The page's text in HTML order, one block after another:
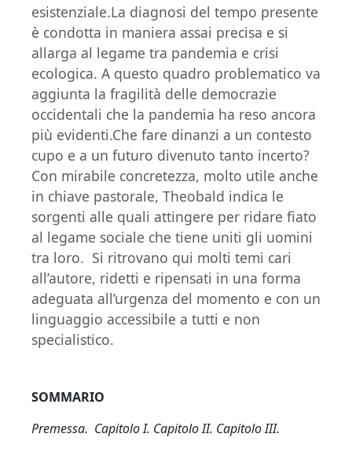
esistenziale.La diagnosi del tempo presente
è condotta in maniera assai precisa e si
allarga al legame tra pandemia e crisi
ecologica. A questo quadro problematico va
aggiunta la fragilità delle democrazie
occidentali che la pandemia ha reso ancora
più evidenti.Che fare dinanzi a un contesto
cupo e a un futuro divenuto tanto incerto?
Con mirabile concretezza, molto utile anche
in chiave pastorale, Theobald indica le
sorgenti alle quali attingere per ridare fiato
al legame sociale che tiene uniti gli uomini
tra loro. Si ritrovano qui molti temi cari
all’autore, ridetti e ripensati in una forma
adeguata all’urgenza del momento e con un
linguaggio accessibile a tutti e non
specialistico.
SOMMARIO
Premessa. Capitolo I. Capitolo II. Capitolo III.